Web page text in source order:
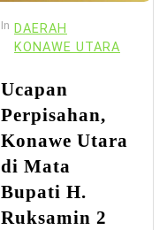
In DAERAH
KONAWE UTARA
Ucapan
Perpisahan,
Konawe Utara
di Mata
Bupati H.
Ruksamin 2